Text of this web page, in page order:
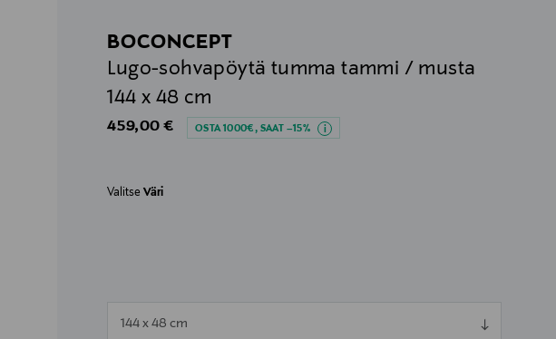
BOCONCEPT
Lugo-sohvapöytä tumma tammi / musta
144 x 48 cm
Original Price
459,00 € OSTA 1000€, SAAT –15%
ValitseVäri
144 x 48 cm
null